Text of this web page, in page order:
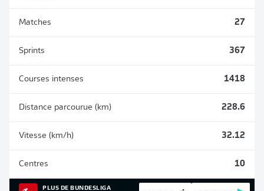
Matches 27
Sprints 367
Courses intenses 1418
Distance parcourue (km) 228.6
Vitesse (km/h) 32.12
Centres 10
PLUS DE BUNDESLIGA